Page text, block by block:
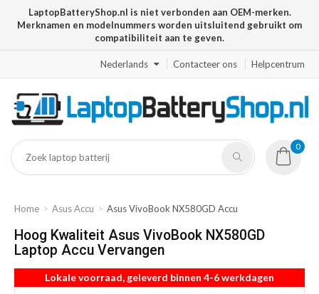
LaptopBatteryShop.nl is niet verbonden aan OEM-merken.
Merknamen en modelnummers worden uitsluitend gebruikt om
compatibiliteit aan te geven.
Nederlands Contacteer ons Helpcentrum
0
Home Asus Accu Asus VivoBook NX580GD Accu
Hoog Kwaliteit Asus VivoBook NX580GD
Laptop Accu Vervangen
Lokale voorraad, geleverd binnen 4-6 werkdagen